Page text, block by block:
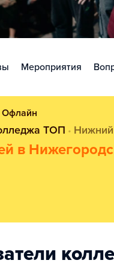
Мероприятия
Офлайн
TOП •
в